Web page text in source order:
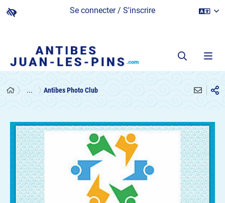
Se connecter / S'inscrire
... Antibes Photo Club